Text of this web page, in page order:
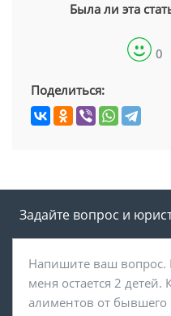
Была ли эта
0
Поделиться:
Задайте вопрос и